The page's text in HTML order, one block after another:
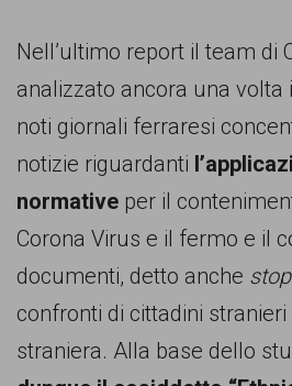
garanzia
dei
diritti
cittadinanza
per
tutti.
Nell’ultimo report il team di
analizzato ancora una volta
noti giornali ferraresi
notizie riguardanti
normative per il
Corona Virus e il fermo e il
documenti, detto anche
confronti di cittadini stranieri
straniera. Alla base dello